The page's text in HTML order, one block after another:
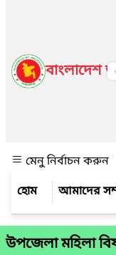
বাংলাদেশ
মেনু নির্বাচন করুন
আমাদের
উপজেলা মহিলা